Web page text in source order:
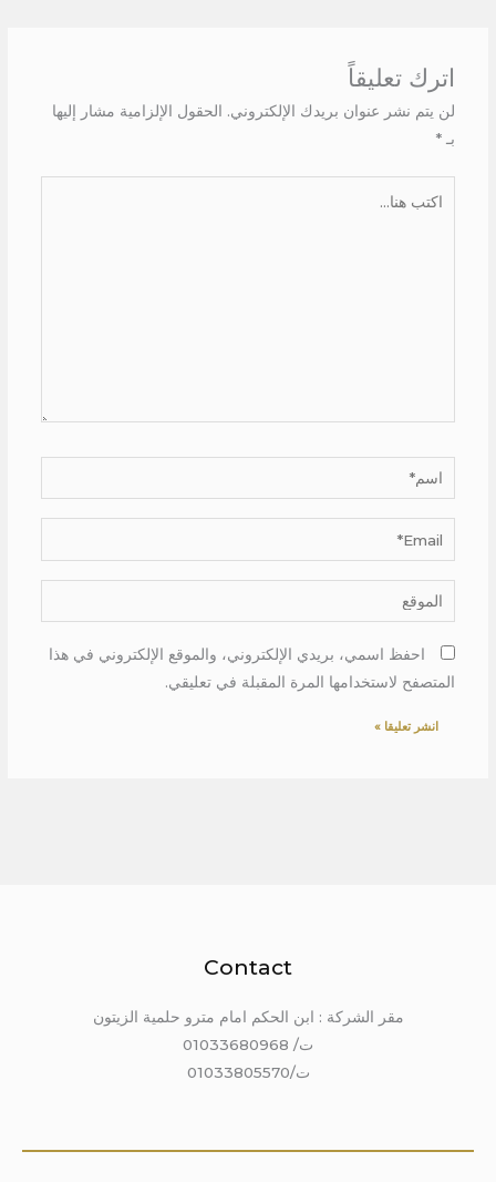
اترك تعليقاً
لن يتم نشر عنوان بريدك الإلكتروني. الحقول الإلزامية مشار إليها
بـ *
اسم*
Email*
الموقع
احفظ اسمي، بريدي الإلكتروني، والموقع الإلكتروني في هذا
المتصفح لاستخدامها المرة المقبلة في تعليقي.
Contact
مقر الشركة : ابن الحكم امام مترو حلمية الزيتون
ت/ 01033680968
ت/01033805570